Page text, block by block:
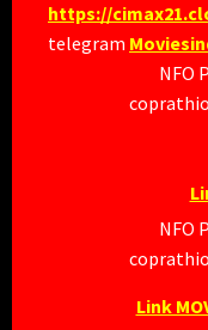
https://
telegram
NFO
NFO
Link